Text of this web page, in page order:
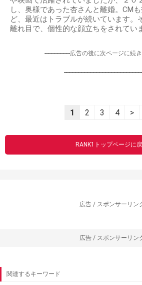
し、奥様であった杏さんと離婚。CM
ど、最近はトラブルが続いています。
離れ目で、個性的な顔立ちをされてい
-----------------広告の後に次ページに続き
1 2 3 4 >
RANK1トップページに
広告 / スポンサーリン
広告 / スポンサーリン
関連するキーワード